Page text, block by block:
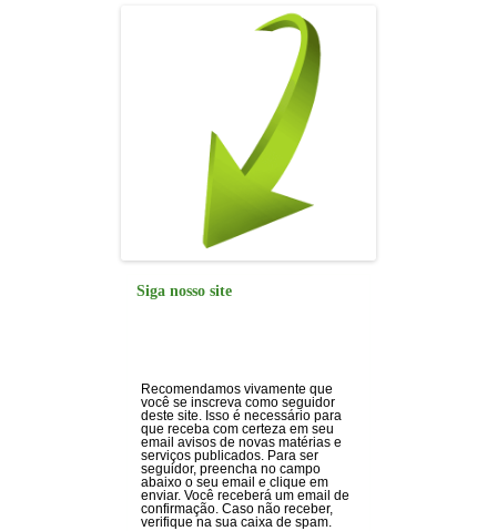
Siga nosso site
Recomendamos vivamente que
você se inscreva como seguidor
deste site. Isso é necessário para
que receba com certeza em seu
email avisos de novas matérias e
serviços publicados. Para ser
seguidor, preencha no campo
abaixo o seu email e clique em
enviar. Você receberá um email de
confirmação. Caso não receber,
verifique na sua caixa de spam.